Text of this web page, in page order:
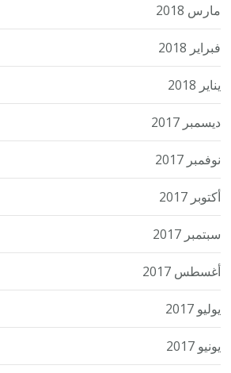
مارس 2018
فبراير 2018
يناير 2018
ديسمبر 2017
نوفمبر 2017
أكتوبر 2017
سبتمبر 2017
أغسطس 2017
يوليو 2017
يونيو 2017